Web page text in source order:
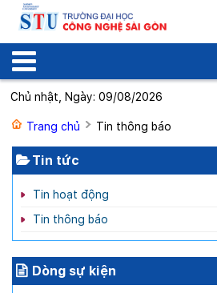
Chủ nhật, Ngày: 09/08/2026
Trang chủ Tin thông báo
Tin tức
Tin hoạt động
Tin thông báo
Dòng sự kiện